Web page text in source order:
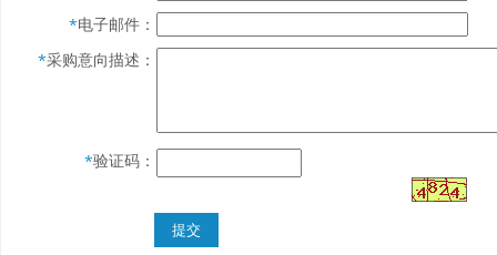
*电子邮件：
*采购意向描述：
*验证码：